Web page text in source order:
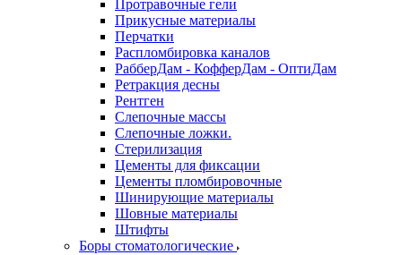
Протравочные гели
Прикусные материалы
Перчатки
Распломбировка каналов
РабберДам - КофферДам - ОптиДам
Ретракция десны
Рентген
Слепочные массы
Слепочные ложки.
Стерилизация
Цементы для фиксации
Цементы пломбировочные
Шинирующие материалы
Шовные материалы
Штифты
Боры стоматологические